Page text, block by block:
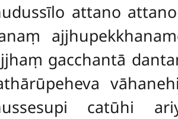
attano
gacchantā
catūhi